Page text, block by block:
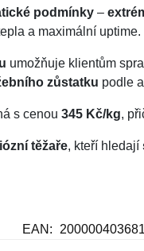
podmínky–
a maximální uptime.
umožňuje klientům
zůstatku podle
s cenou 345 Kč/kg,
těžaře, kteří hledají
EAN: